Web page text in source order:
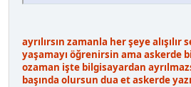
ayrılırsın zamanla her şeye alışılır
yaşamayı öğrenirsin ama askerde
ozaman işte bilgisayardan
başında olursun dua et askerde